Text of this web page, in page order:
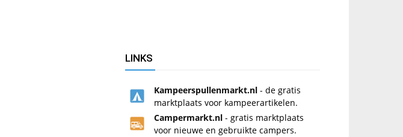
LINKS
Kampeerspullenmarkt.nl - de gratis
marktplaats voor kampeerartikelen.
Campermarkt.nl - gratis marktplaats
voor nieuwe en gebruikte campers.